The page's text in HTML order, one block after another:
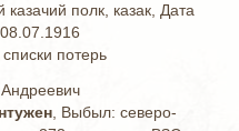
казачий полк, казак, Дата
потерь
, Выбыл: северо-